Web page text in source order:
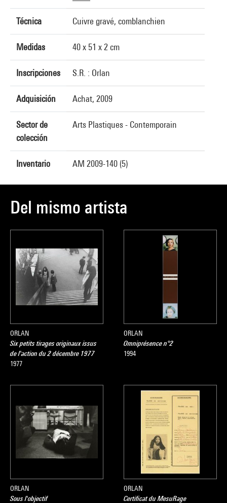
Técnica Cuivre gravé, comblanchien
Medidas 40 x 51 x 2 cm
Inscripciones S.R. : Orlan
Adquisición Achat, 2009
Sector de
colección
Arts Plastiques - Contemporain
Inventario AM 2009-140 (5)
Del mismo artista
ORLAN
Six petits tirages originaux issus
de l'action du 2 décembre 1977
1977
ORLAN
Omniprésence n°2
1994
ORLAN
Sous l'objectif
ORLAN
Certificat du MesuRage